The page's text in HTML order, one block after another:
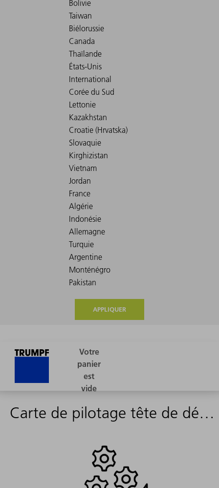
APPLIQUER
Carte de pilotage tête de déviation RTC5